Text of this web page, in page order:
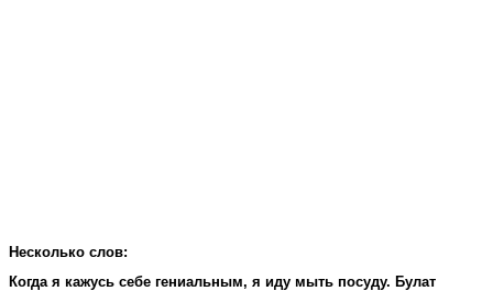
Несколько слов:
Когда я кажусь себе гениальным, я иду мыть посуду. Булат